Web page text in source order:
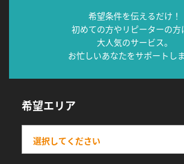
希望条件を伝えるだけ！
初めての方やリピーターの方
大人気のサービス。
お忙しいあなたをサポートしま
希望エリア